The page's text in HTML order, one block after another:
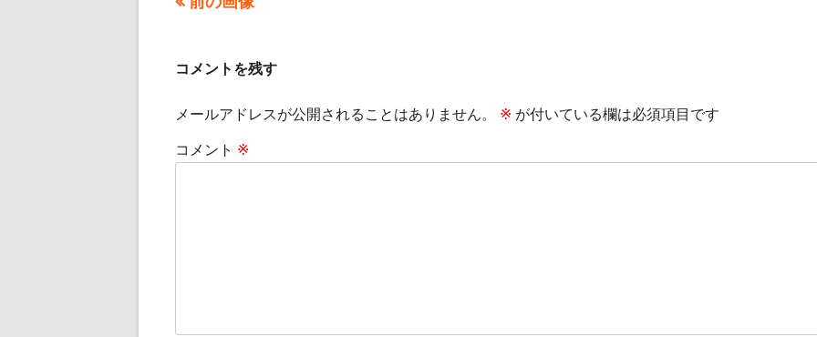
コメントを残す
メールアドレスが公開されることはありません。 ※ が付いている欄は必須項目です
コメント ※